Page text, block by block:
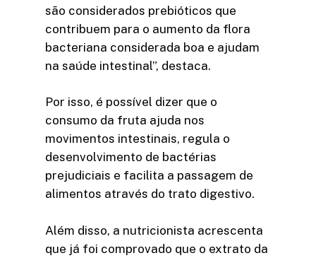
são considerados prebióticos que
contribuem para o aumento da flora
bacteriana considerada boa e ajudam
na saúde intestinal”, destaca.
Por isso, é possível dizer que o
consumo da fruta ajuda nos
movimentos intestinais, regula o
desenvolvimento de bactérias
prejudiciais e facilita a passagem de
alimentos através do trato digestivo.
Além disso, a nutricionista acrescenta
que já foi comprovado que o extrato da